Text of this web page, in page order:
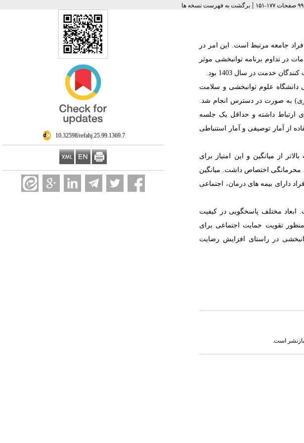
|برگشت به فهرست نسخه ها
‎ 10.32598/refahj.25.99.1369.7
جامعه مرتبط است. این امر در
در تداوم برنامه توانبخشی موثر
خدمت در سال 1403 بود.
دانشگاه علوم توانبخشی و سلامت
به صورت در دسترس انجام شد.
که توانایی برقراری ارتباط داشته و حداقل یک جلسه
شدند. تحلیل داده‌ها با استفاده از آمار توصیفی و آمار استنباطی
بالاتر از میانگین و این امتیاز برای
محرمانگی اختصاص داشت.
میانگین
دارای بیمه های درمان، اجتماعی
ابعاد مختلف پاسخگویی در کیفیت
منظور تقویت حمایت اجتماعی برای
در راستای افزایش رضایت
است.